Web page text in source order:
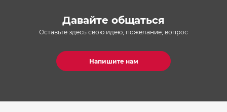
Давайте общаться
Оставьте здесь свою идею, пожелание, вопрос
Напишите нам